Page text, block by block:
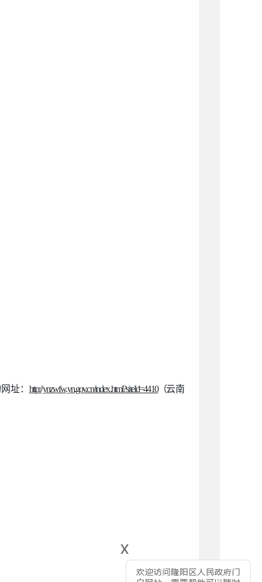
x
址： http://ynzwfw.yn.gov.cn/index.html?siteId=4410（云南